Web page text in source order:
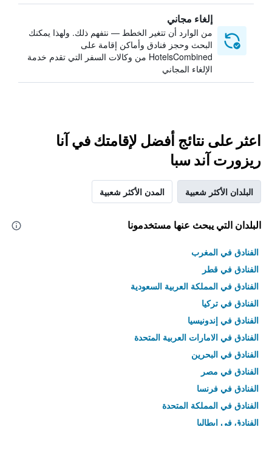
إلغاء مجاني
من الوارد أن تتغير الخطط — نتفهم ذلك. ولهذا يمكنك
البحث وحجز فنادق وأماكن إقامة على
HotelsCombined من وكالات السفر التي تقدم خدمة
الإلغاء المجاني
اعثر على نتائج أفضل لإقامتك في آنا
ريزورت آند سبا
البلدان الأكثر شعبية المدن الأكثر شعبية
البلدان التي يبحث عنها مستخدمونا
الفنادق في المغرب
الفنادق في قطر
الفنادق في المملكة العربية السعودية
الفنادق في تركيا
الفنادق في إندونيسيا
الفنادق في الامارات العربية المتحدة
الفنادق في البحرين
الفنادق في مصر
الفنادق في فرنسا
الفنادق في المملكة المتحدة
الفنادق في إيطاليا